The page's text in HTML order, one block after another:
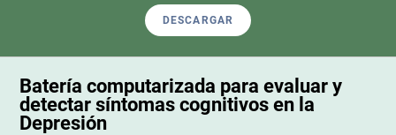
DESCARGAR
Batería computarizada para evaluar y
detectar síntomas cognitivos en la
Depresión